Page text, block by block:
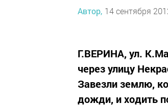
Автор, 14 сентября
Г.ВЕРИНА, ул.
через улицу
Завезли землю,
дожди, и ходить